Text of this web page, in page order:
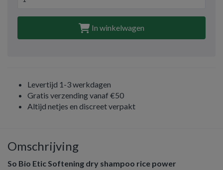
In winkelwagen
Levertijd 1-3 werkdagen
Gratis verzending vanaf €50
Altijd netjes en discreet verpakt
Omschrijving
So Bio Etic Softening dry shampoo rice power